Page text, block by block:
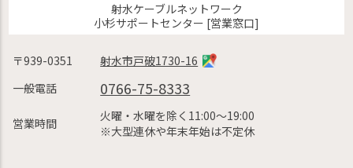
射水ケーブルネットワーク
小杉サポートセンター [営業窓口]
〒939-0351
射水市戸破1730-16
一般電話
0766-75-8333
営業時間
火曜・水曜を除く11:00〜19:00
※大型連休や年末年始は不定休